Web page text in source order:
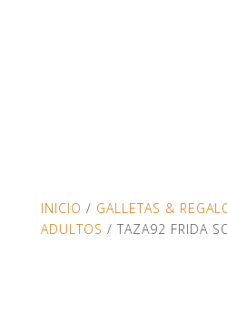
INICIO / GALLETAS &
ADULTOS / TAZA92 FRIDA